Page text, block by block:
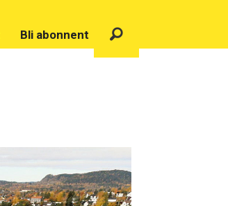
Bli abonnent